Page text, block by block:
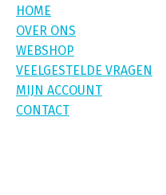
HOME
OVER ONS
WEBSHOP
VEELGESTELDE VRAGEN
MIJN ACCOUNT
CONTACT